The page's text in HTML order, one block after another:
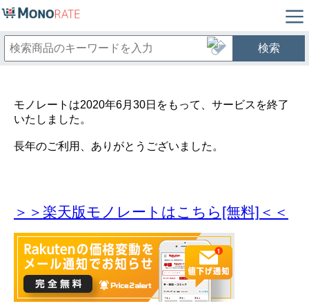
検索
モノレートは2020年6月30日をもって、サービスを終了
いたしました。
長年のご利用、ありがとうございました。
＞＞楽天版モノレートはこちら[無料]＜＜